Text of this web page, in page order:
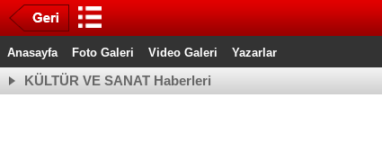
Anasayfa Foto Galeri Video Galeri Yazarlar
KÜLTÜR VE SANAT Haberleri